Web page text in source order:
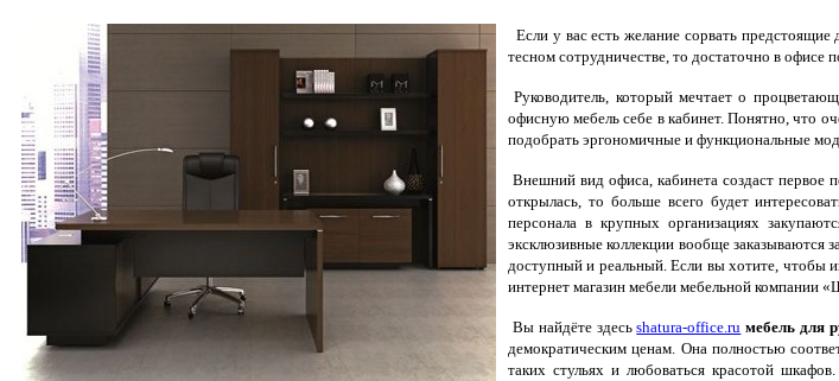
Если у вас есть желание сорвать
тесном сотрудничестве, то достаточно в
Руководитель, который мечтает о
офисную мебель себе в кабинет. Понятно, что
подобрать эргономичные и функциональные
Внешний вид офиса, кабинета создаст первое
открылась, то больше всего будет
персонала в крупных организациях
эксклюзивные коллекции вообще заказываются
доступный и реальный. Если вы хотите, чтобы
интернет магазин мебели мебельной компании
Вы найдёте здесьshatura-office.ru мебель для
демократическим ценам. Она полностью
таких стульях и любоваться красотой